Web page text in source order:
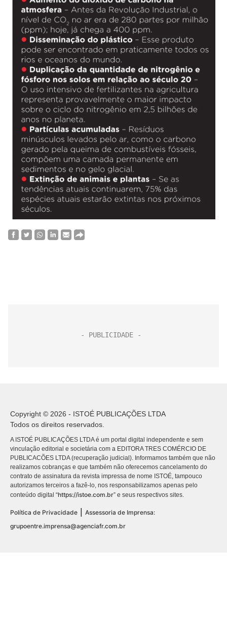
Copyright © 2026 - ISTOÉ PUBLICAÇÕES LTDA
Todos os direitos reservados.
A ISTOÉ PUBLICAÇÕES LTDA é um portal digital independente e sem
vinculação editorial e societária com a EDITORA TRES COMÉRCIO DE
PUBLICACÕES LTDA (recuperação judicial). Informamos também que não
realizamos cobranças e que também não oferecemos cancelamento do
contrato de assinatura da revista impressa de nome ISTOÉ, tampouco
autorizamos terceiros a fazê-lo, nos responsabilizamos apenas pelo
conteúdo digital “https://istoe.com.br” e seus respectivos sites.
Política de Privacidade
Assessoria de Imprensa:
grupoentre.imprensa@agenciafr.com.br